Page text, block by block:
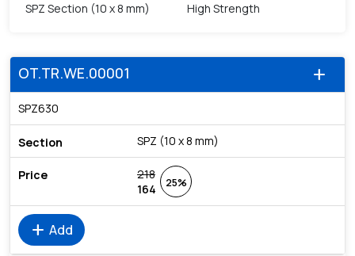
SPZ Section (10 x 8 mm)
High Strength
add
OT.TR.WE.00001
SPZ630
SPZ (10 x 8 mm)
218
164
25%
add Add